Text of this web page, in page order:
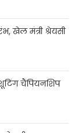
खेल मंत्री श्रेयसी
चैंपियनशिप